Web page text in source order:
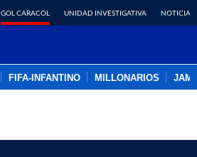
GOL CARACOL UNIDAD INVESTIGATIVA NOTICIAS
FIFA-INFANTINO MILLONARIOS